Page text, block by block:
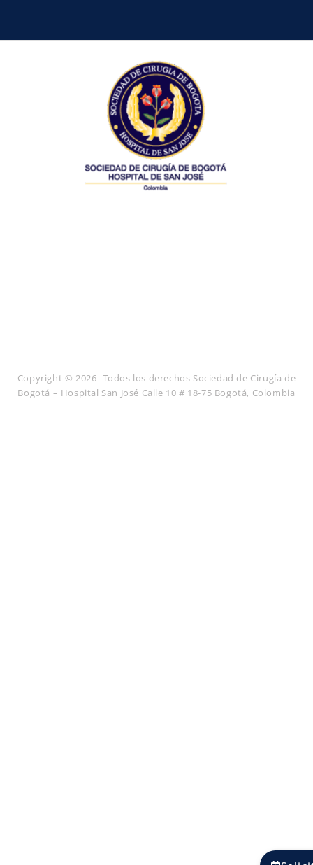
Copyright © 2026 -Todos los derechos Sociedad de Cirugía de
Bogotá – Hospital San José Calle 10 # 18-75 Bogotá, Colombia